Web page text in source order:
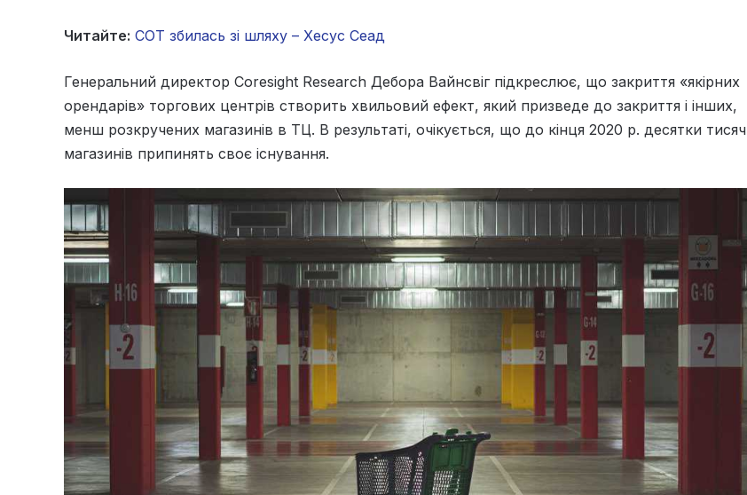
Читайте: СОТ збилась зі шляху – Хесус Сеад
Генеральний директор Coresight Research Дебора Вайнсвіг підкреслює, що закриття «якірних
орендарів» торгових центрів створить хвильовий ефект, який призведе до закриття і інших,
менш розкручених магазинів в ТЦ. В результаті, очікується, що до кінця 2020 р. десятки тисяч
магазинів припинять своє існування.